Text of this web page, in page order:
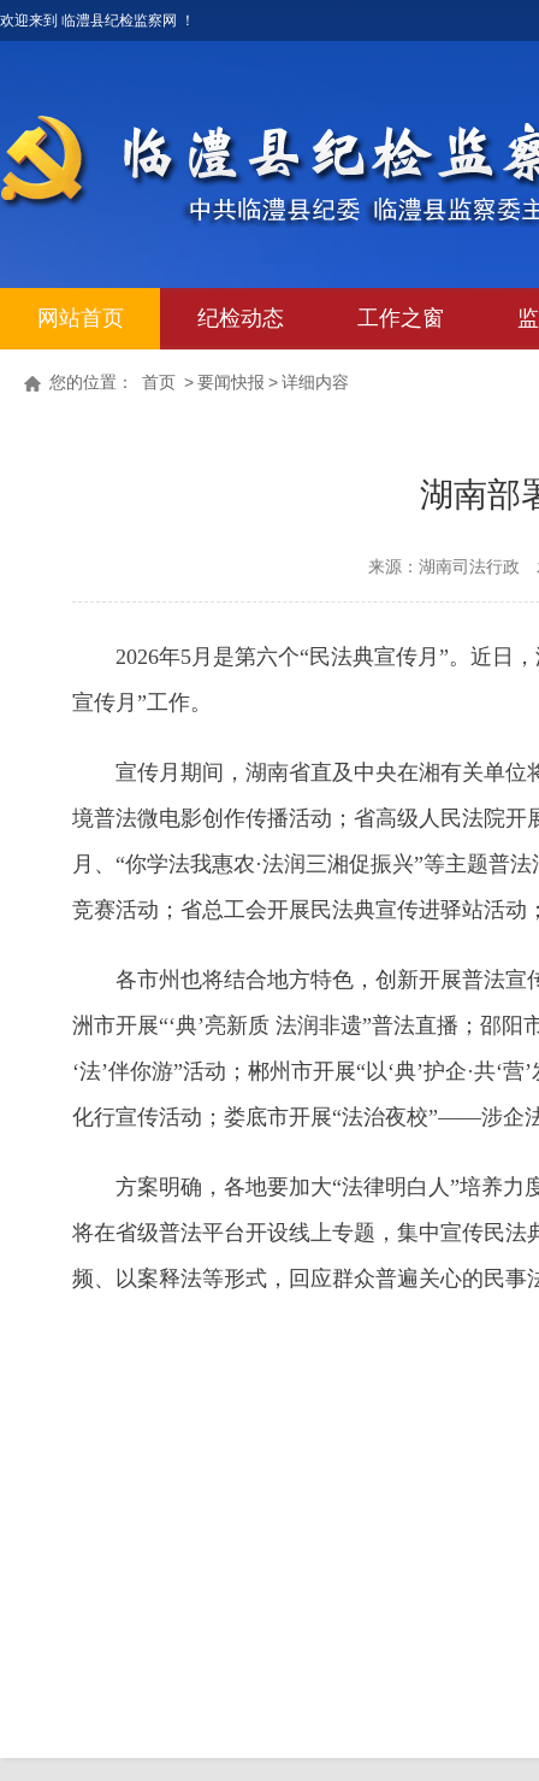
欢迎来到 临澧县纪检监察网 ！
网站首页 纪检动态 工作之窗
您的位置： 首页 >要闻快报 >详细内容
湖南部
来源：湖南司法行政
2026年5月是第六个“民法典宣传月”。近日
宣传月”工作。
宣传月期间，湖南省直及中央在湘有关单位
境普法微电影创作传播活动；省高级人民法院
月、“你学法我惠农·法润三湘促振兴”等主题普
竞赛活动；省总工会开展民法典宣传进驿站活动
各市州也将结合地方特色，创新开展普法宣
洲市开展“‘典’亮新质 法润非遗”普法直播；邵
‘法’伴你游”活动；郴州市开展“以‘典’护企·共‘
化行宣传活动；娄底市开展“法治夜校”——涉企
方案明确，各地要加大“法律明白人”培养力
将在省级普法平台开设线上专题，集中宣传民
频、以案释法等形式，回应群众普遍关心的民